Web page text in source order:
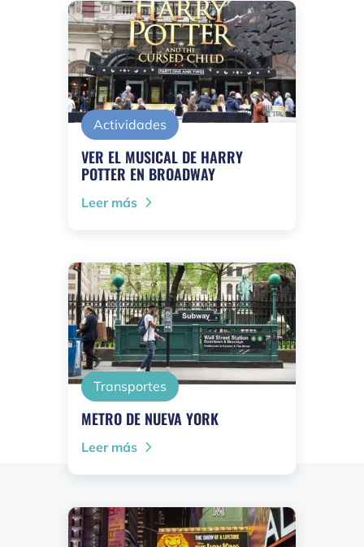
Actividades
VER EL MUSICAL DE HARRY
POTTER EN BROADWAY
Leer más
Transportes
METRO DE NUEVA YORK
Leer más